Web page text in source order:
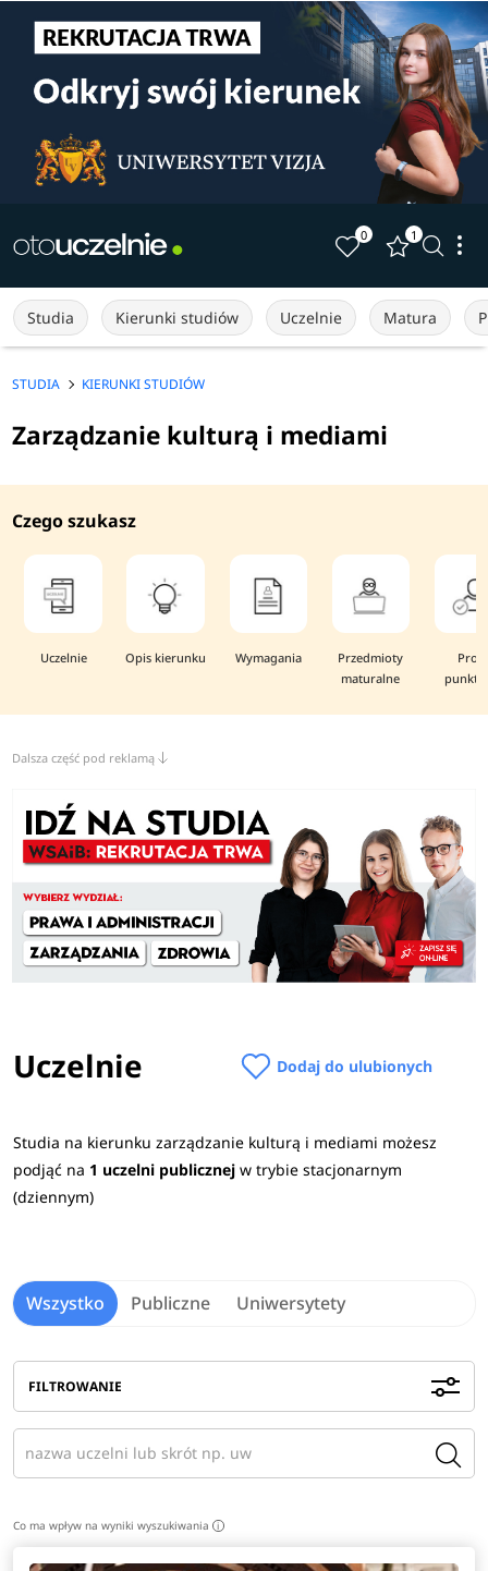
0 1
Studia Kierunki studiów Uczelnie Matura
STUDIA KIERUNKI STUDIÓW
Zarządzanie kulturą i mediami
Czego szukasz
Uczelnie Opis kierunku Wymagania
Przedmioty
maturalne
Dalsza część pod reklamą
Uczelnie Dodaj do ulubionych
Studia na kierunku zarządzanie kulturą i mediami możesz
podjąć na 1 uczelni publicznejw trybie stacjonarnym
(dziennym)
Wszystko Publiczne Uniwersytety
FILTROWANIE
Co ma wpływ na wyniki wyszukiwania i